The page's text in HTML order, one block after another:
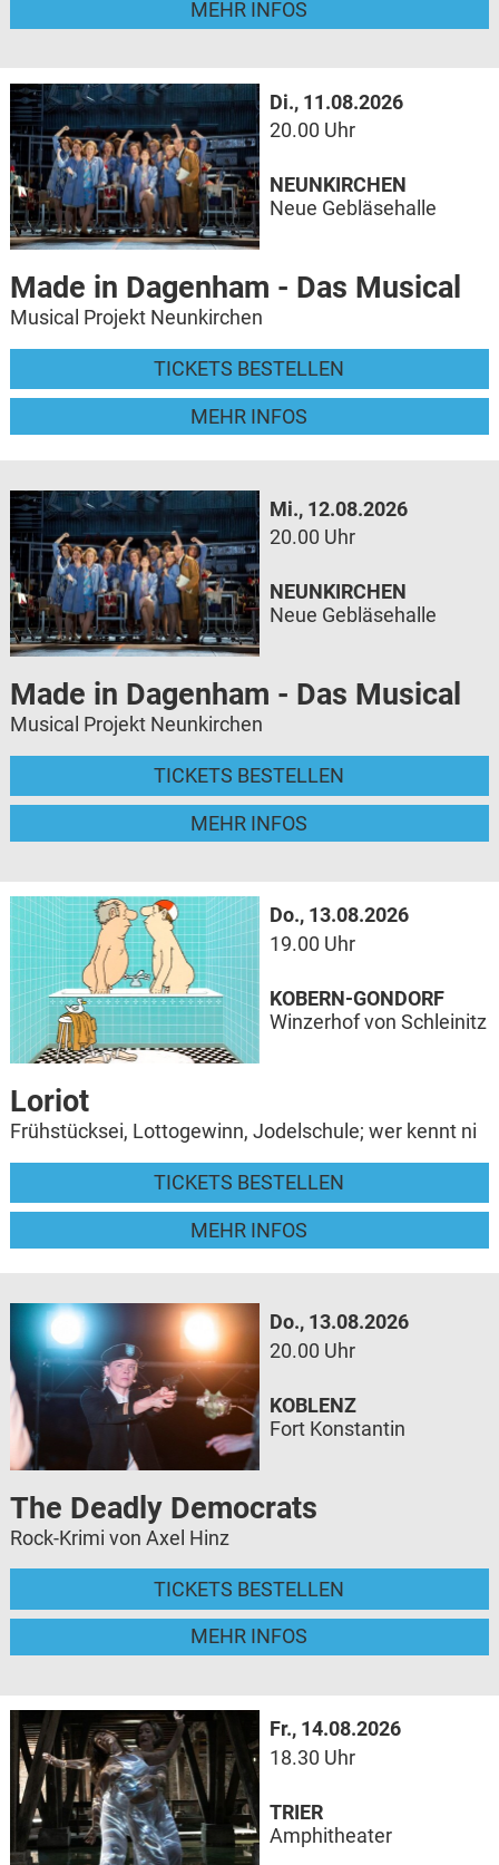
MEHR INFOS
Di., 11.08.2026
20.00 Uhr
Made in Dagenham - Das Musical
Musical Projekt Neunkirchen
TICKETS BESTELLEN
MEHR INFOS
NEUNKIRCHEN
Neue Gebläsehalle
Mi., 12.08.2026
20.00 Uhr
Made in Dagenham - Das Musical
Musical Projekt Neunkirchen
TICKETS BESTELLEN
MEHR INFOS
NEUNKIRCHEN
Neue Gebläsehalle
Do., 13.08.2026
19.00 Uhr
Loriot
Frühstücksei, Lottogewinn, Jodelschule; wer kennt ni
TICKETS BESTELLEN
MEHR INFOS
KOBERN-GONDORF
Winzerhof von Schleinitz
Do., 13.08.2026
20.00 Uhr
The Deadly Democrats
Rock-Krimi von Axel Hinz
TICKETS BESTELLEN
MEHR INFOS
KOBLENZ
Fort Konstantin
Fr., 14.08.2026
18.30 Uhr
TRIER
Amphitheater